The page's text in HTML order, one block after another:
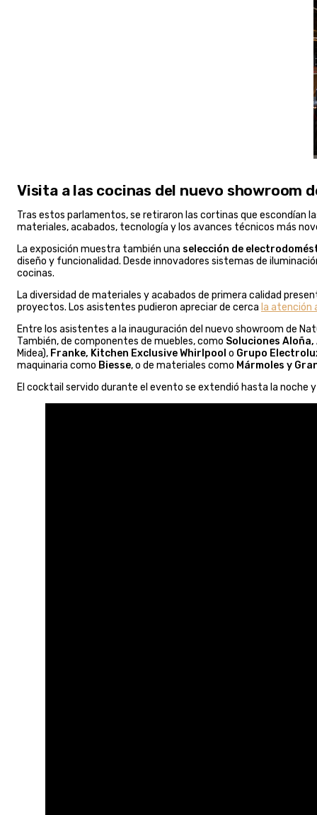
Visita a las cocinas del nuevo showroom
Tras estos parlamentos, se retiraron las cortinas que escondían
materiales, acabados, tecnología y los avances técnicos más
La exposición muestra también una selección de
diseño y funcionalidad. Desde innovadores sistemas de
cocinas.
La diversidad de materiales y acabados de primera calidad
proyectos. Los asistentes pudieron apreciar de cerca la atención
Entre los asistentes a la inauguración del nuevo showroom de
También, de componentes de muebles, como Soluciones
Midea), Franke, Kitchen Exclusive Whirlpool o Grupo
maquinaria como Biesse, o de materiales como Mármoles y
El cocktail servido durante el evento se extendió hasta la noche